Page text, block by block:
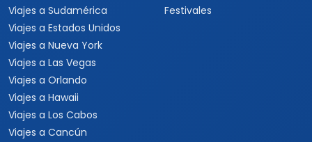
Viajes a Sudamérica
Viajes a Estados Unidos
Viajes a Nueva York
Viajes a Las Vegas
Viajes a Orlando
Viajes a Hawaii
Viajes a Los Cabos
Viajes a Cancún
Festivales